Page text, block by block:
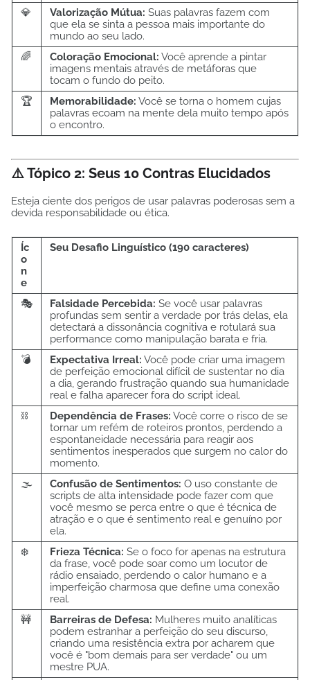
💎
Valorização Mútua: Suas palavras fazem com
que ela se sinta a pessoa mais importante do
mundo ao seu lado.
🌈
Coloração Emocional: Você aprende a pintar
imagens mentais através de metáforas que
tocam o fundo do peito.
🏆
Memorabilidade: Você se torna o homem cujas
palavras ecoam na mente dela muito tempo após
o encontro.
⚠️ Tópico 2: Seus 10 Contras Elucidados
Esteja ciente dos perigos de usar palavras poderosas sem a
devida responsabilidade ou ética.
Íc
o
n
e
Seu Desafio Linguístico (190 caracteres)
🎭 Falsidade Percebida: Se você usar palavras
profundas sem sentir a verdade por trás delas, ela
detectará a dissonância cognitiva e rotulará sua
performance como manipulação barata e fria.
💣
Expectativa Irreal: Você pode criar uma imagem
de perfeição emocional difícil de sustentar no dia
a dia, gerando frustração quando sua humanidade
real e falha aparecer fora do script ideal.
⛓️
Dependência de Frases: Você corre o risco de se
tornar um refém de roteiros prontos, perdendo a
espontaneidade necessária para reagir aos
sentimentos inesperados que surgem no calor do
momento.
🌫️
Confusão de Sentimentos: O uso constante de
scripts de alta intensidade pode fazer com que
você mesmo se perca entre o que é técnica de
atração e o que é sentimento real e genuíno por
ela.
❄️
Frieza Técnica: Se o foco for apenas na estrutura
da frase, você pode soar como um locutor de
rádio ensaiado, perdendo o calor humano e a
imperfeição charmosa que define uma conexão
real.
🚧
Barreiras de Defesa: Mulheres muito analíticas
podem estranhar a perfeição do seu discurso,
criando uma resistência extra por acharem que
você é "bom demais para ser verdade" ou um
mestre PUA.